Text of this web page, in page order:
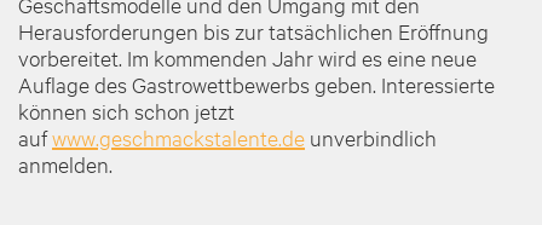
Herausforderungen bis zur tatsächlichen Eröffnung
vorbereitet. Im kommenden Jahr wird es eine neue
Auflage des Gastrowettbewerbs geben. Interessierte
können sich schon jetzt
aufwww.geschmackstalente.de unverbindlich
anmelden.